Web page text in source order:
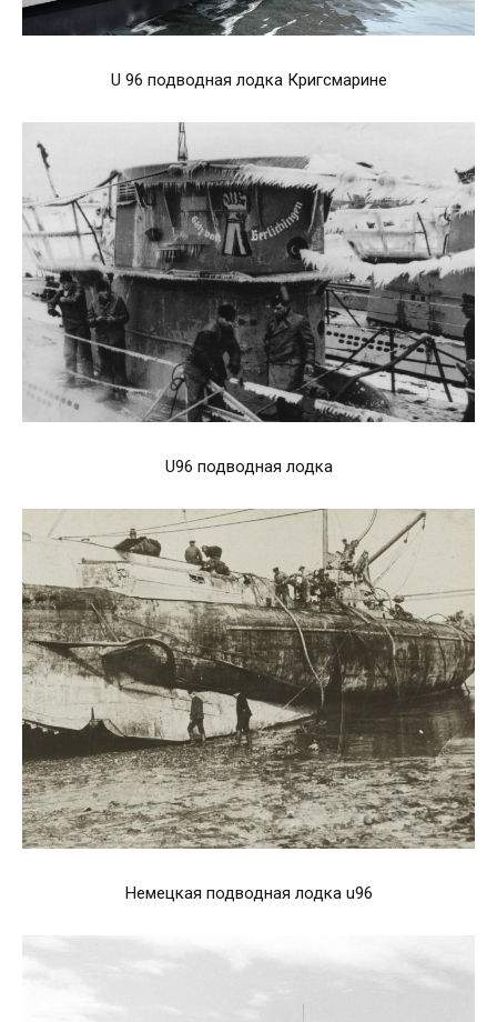
U 96 подводная лодка Кригсмарине
U96 подводная лодка
Немецкая подводная лодка u96